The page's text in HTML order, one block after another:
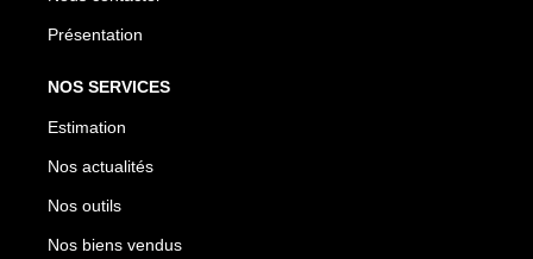
Présentation
NOS SERVICES
Estimation
Nos actualités
Nos outils
Nos biens vendus